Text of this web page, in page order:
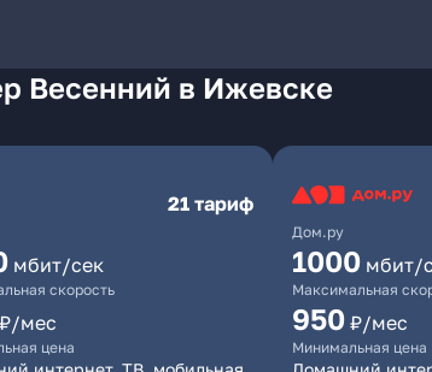
Весенний в Ижевске
21 тариф
мбит/сек
скорость
₽/мес
цена
Дом.ру
1000 мбит/
Максимальная
950 ₽/мес
Минимальная цена